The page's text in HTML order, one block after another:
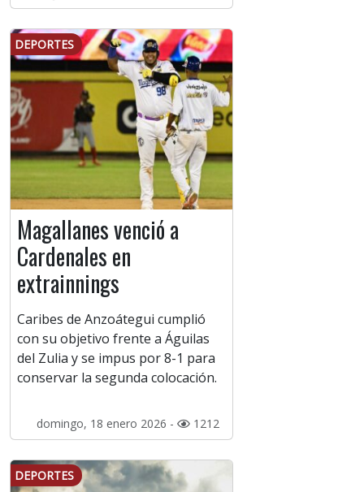
DEPORTES
Magallanes venció a
Cardenales en
extrainnings
Caribes de Anzoátegui cumplió
con su objetivo frente a Águilas
del Zulia y se impus por 8-1 para
conservar la segunda colocación.
domingo, 18 enero 2026 - 1212
DEPORTES